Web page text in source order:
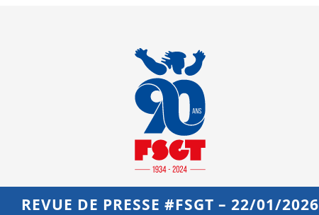
REVUE DE PRESSE #FSGT – 22/01/2026